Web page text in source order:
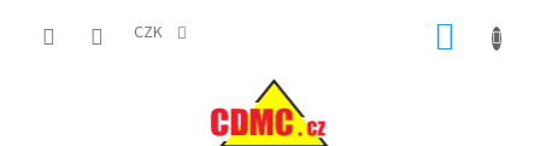
CZK